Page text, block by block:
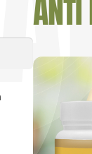
ANTI